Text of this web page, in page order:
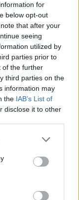
for
below opt-out
that after your
seeing
utilized by
parties prior to
of the further
third parties on the
information may
the IAB’s List of
disclose it to other
or more Google
You may click to
party tags to
in below Google
nella
o
Cagliari
+39